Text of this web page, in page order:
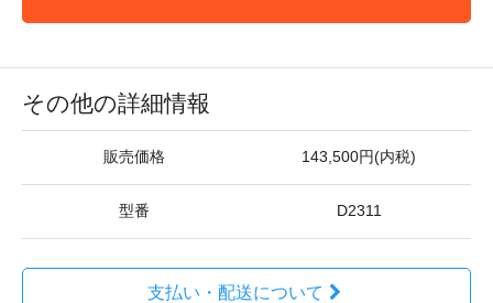
その他の詳細情報
販売価格 143,500円(内税)
型番 D2311
支払い・配送について